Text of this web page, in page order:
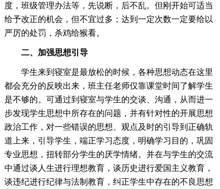
度，班级管理办法等，先说断，后不乱。但刚开始可适当
给予改正的机会，但不宜过多；达到一定次数一定要给以
严厉的处罚，杀鸡给猴看。
二、加强思想引导
学生来到寝室是最放松的时候，各种思想动态在这里
都会充分的反映出来，班主任老师仅靠课堂时间了解学生
是不够的。可通过到寝室与学生的交谈、沟通，从而进一
步发现学生思想中所存在的问题，并有针对性的开展思想
政治工作，对一些错误的思想、观点及时的引导到正确轨
道上来，引导学生，端正学习态度，明确学习目的，巩固
专业思想，扭转部分学生的厌学情绪。并在与学生的交流
中通过谈人生进行理想教育，谈历史进行爱国主义教育，
谈违纪进行纪律与法制教育，纠正学生中存在的不良思想